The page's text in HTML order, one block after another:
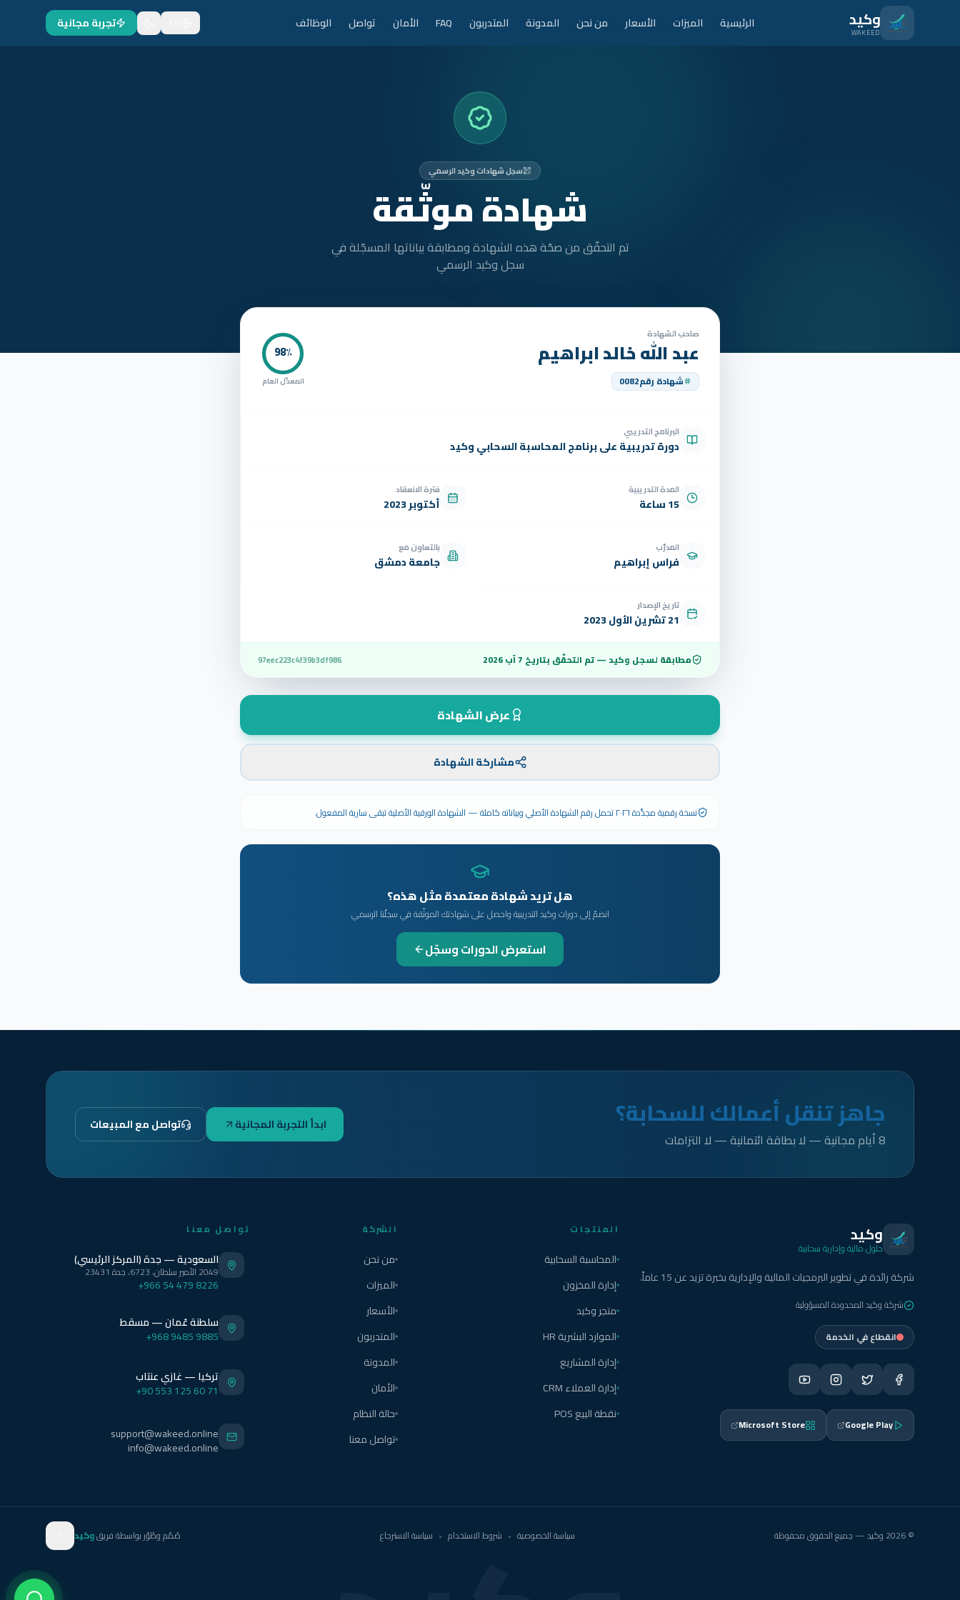
انتقل للمحتوى الرئيسيوكيد
WAKEED الرئيسية الميزات الأسعار من نحن المدونة المتدربون FAQ الأمان تواصل الوظائف تجربة مجانية
سجل شهادات وكيد الرسمي
شهادة موثّقة
تم التحقّق من صحّة هذه الشهادة ومطابقة بياناتها المسجّلة في
سجل وكيد الرسمي
صاحب الشهادة
عبد الله خالد ابراهيم
شهادة رقم0082
98٪
المعدّل العام
البرنامج التدريبي
دورة تدريبية على برنامج المحاسبة السحابي وكيد
المدة التدريبية
15 ساعة
فترة الانعقاد
أكتوبر 2023
المدرّب
فراس إبراهيم
بالتعاون مع
جامعة دمشق
تاريخ الإصدار
21 تشرين الأول 2023
مطابقة لسجل وكيد — تم التحقّق بتاريخ 7 آب 2026 97eec223c4f39b3df986
عرض الشهادة
مشاركة الشهادة
نسخة رقمية مجدَّدة ٢٠٢٦ تحمل رقم الشهادة الأصلي وبياناته كاملة — الشهادة الورقية الأصلية تبقى سارية المفعول.
هل تريد شهادة معتمدة مثل هذه؟
انضمّ إلى دورات وكيد التدريبية واحصل على شهادتك الموثّقة في سجلّنا الرسمي
استعرض الدورات وسجّل
جاهز تنقل أعمالك للسحابة؟
8 أيام مجانية — لا بطاقة ائتمانية — لا التزامات
ابدأ التجربة المجانية تواصل مع المبيعات
وكيد
حلول مالية وإدارية سحابية
شركة رائدة في تطوير البرمجيات المالية والإدارية بخبرة تزيد عن 15 عاماً.
شركة وكيد المحدودة المسؤولية
انقطاع في الخدمة
Google Play
Microsoft Store
المنتجات
المحاسبة السحابية
إدارة المخزون
متجر وكيد
الموارد البشرية HR
إدارة المشاريع
إدارة العملاء CRM
نقطة البيع POS
الشركة
من نحن
الميزات
الأسعار
المتدربون
المدونة
الأمان
حالة النظام
تواصل معنا
تواصل معنا
السعودية — جدة (المركز الرئيسي)
2049 الأمير سلطان، 6723، جدة 23431
+966 54 479 8226
سلطنة عُمان — مسقط
+968 9485 9885
تركيا — غازي عنتاب
+90 553 125 60 71
support@wakeed.online
info@wakeed.online
© 2026 وكيد — جميع الحقوق محفوظة سياسة الخصوصية • شروط الاستخدام • سياسة الاسترجاع صُمّم وطُوّر بواسطة فريقوكيد